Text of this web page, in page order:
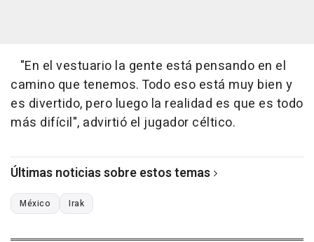
"En el vestuario la gente está pensando en el
camino que tenemos. Todo eso está muy bien y
es divertido, pero luego la realidad es que es todo
más difícil", advirtió el jugador céltico.
Últimas noticias sobre estos temas
México Irak